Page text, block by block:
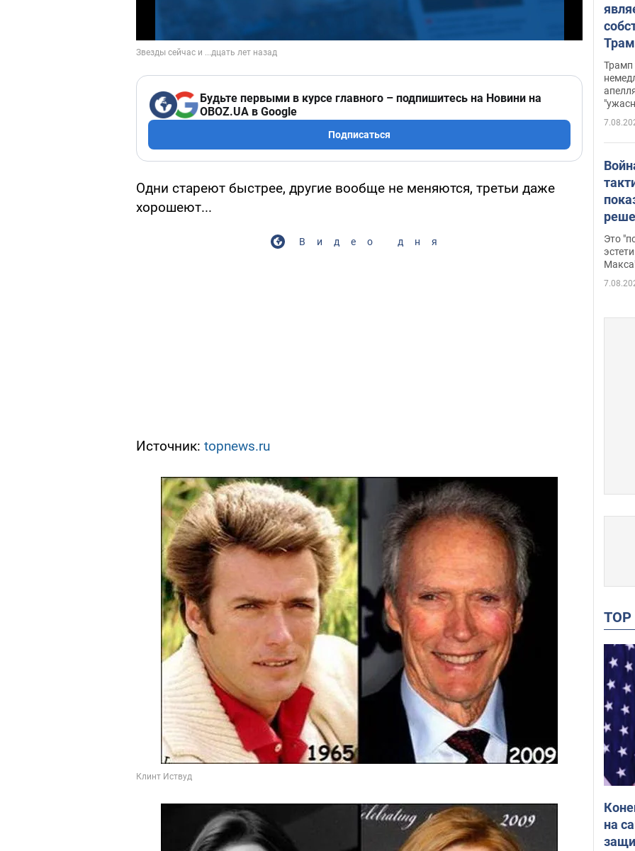
Будьте первыми в курсе главного – подпишитесь на Новини на
OBOZ.UA в Google
Подписаться
Одни стареют быстрее, другие вообще не меняются, третьи даже
хорошеют...
Видео дня
Источник: topnews.ru
Трамп
Это
на